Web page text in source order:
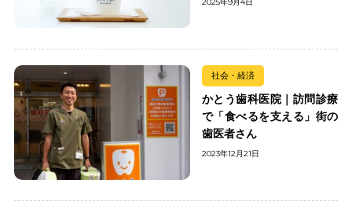
社会・経済
かとう歯科医院｜訪問診療
で「食べるを支える」街の
歯医者さん
2023年12月21日